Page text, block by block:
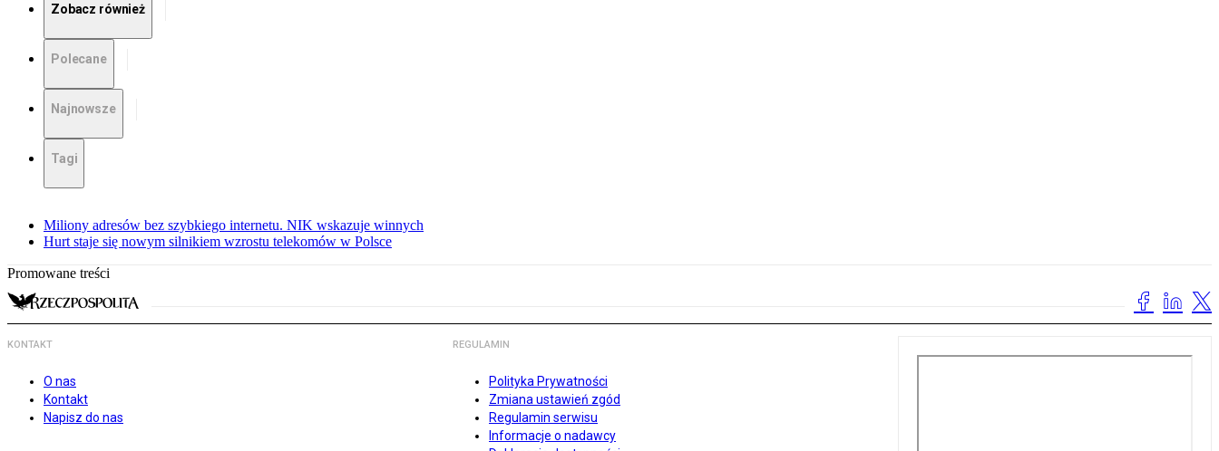
Zobacz również
Polecane
Najnowsze
Tagi
Miliony adresów bez szybkiego internetu. NIK wskazuje winnych
Hurt staje się nowym silnikiem wzrostu telekomów w Polsce
Promowane treści
KONTAKT
O nas
Kontakt
Napisz do nas
REGULAMIN
Polityka Prywatności
Zmiana ustawień zgód
Regulamin serwisu
Informacje o nadawcy